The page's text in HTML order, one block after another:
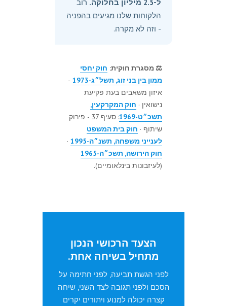
ל-2.5 מיליון בחלוקה.
רוב
הלקוחות שלנו מגיעים בהפניה
- וזה לא מקרה.
⚖️ מסגרת חוקית: חוק יחסי
ממון בין בני זוג, תשל״ג-1973
-
איזון משאבים בעת פקיעת
נישואין · חוק המקרקעין,
תשכ״ט-1969
: סעיף 37 - פירוק
שיתוף · חוק בית המשפט
לענייני משפחה, תשנ״ה-1995
·
חוק הירושה, תשכ״ה-1965
(לעיזבונות בינלאומיים).
הצעד הרכושי הנכון
מתחיל בשיחה אחת.
לפני הגשת תביעה, לפני חתימה על
הסכם ולפני תגובה לצד השני, שיחה
קצרה יכולה למנוע ויתורים יקרים